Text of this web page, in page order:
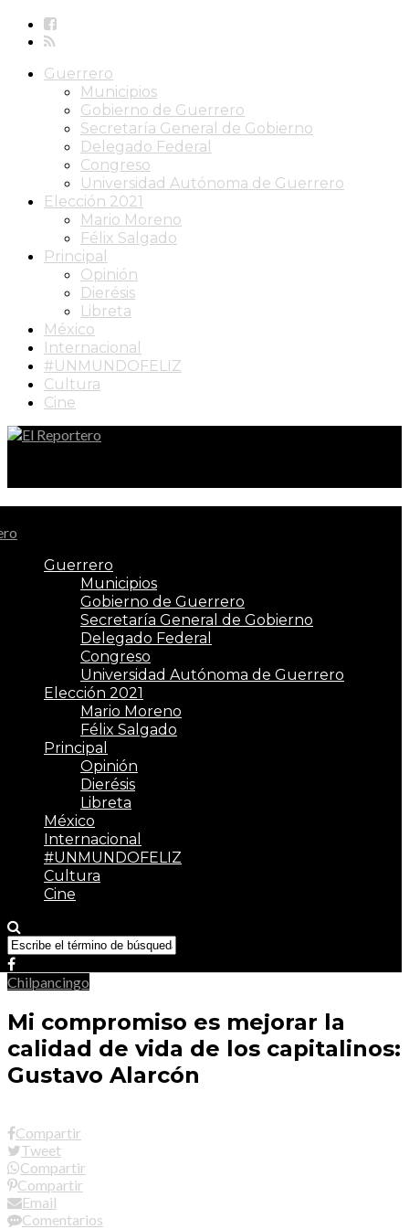
Guerrero
Municipios
Gobierno de Guerrero
Secretaría General de Gobierno
Delegado Federal
Congreso
Universidad Autónoma de Guerrero
Elección 2021
Mario Moreno
Félix Salgado
Principal
Opinión
Dierésis
Libreta
México
Internacional
#UNMUNDOFELIZ
Cultura
Cine
Guerrero
Municipios
Gobierno de Guerrero
Secretaría General de Gobierno
Delegado Federal
Congreso
Universidad Autónoma de Guerrero
Elección 2021
Mario Moreno
Félix Salgado
Principal
Opinión
Dierésis
Libreta
México
Internacional
#UNMUNDOFELIZ
Cultura
Cine
Chilpancingo
Mi compromiso es mejorar la
calidad de vida de los capitalinos:
Gustavo Alarcón
Compartir
Tweet
Compartir
Compartir
Email
Comentarios